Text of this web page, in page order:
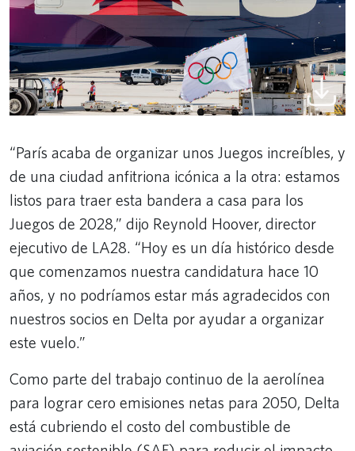
“París acaba de organizar unos Juegos increíbles, y
de una ciudad anfitriona icónica a la otra: estamos
listos para traer esta bandera a casa para los
Juegos de 2028,” dijo Reynold Hoover, director
ejecutivo de LA28. “Hoy es un día histórico desde
que comenzamos nuestra candidatura hace 10
años, y no podríamos estar más agradecidos con
nuestros socios en Delta por ayudar a organizar
este vuelo.”
Como parte del trabajo continuo de la aerolínea
para lograr cero emisiones netas para 2050, Delta
está cubriendo el costo del combustible de